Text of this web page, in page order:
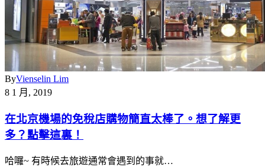
ByVienselin Lim
8 1 月, 2019
在北京機場的免稅店購物簡直太棒了。想了解更
多？點擊這裏！
哈囉~ 有時候去旅遊通常會遇到的事就…